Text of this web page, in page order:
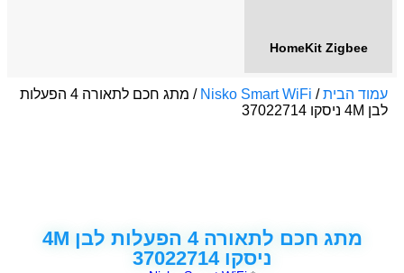
HomeKit Zigbee
עמוד הבית/
Nisko Smart WiFi
/ מתג חכם לתאורה 4 הפעלות
לבן 4M ניסקו 37022714
מתג חכם לתאורה 4 הפעלות לבן 4M
ניסקו 37022714